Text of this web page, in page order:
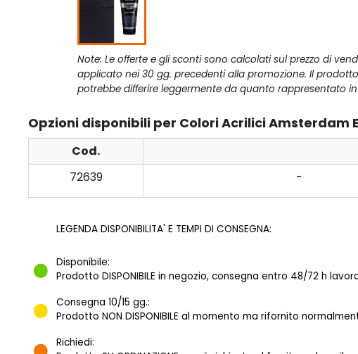
Note: Le offerte e gli sconti sono calcolati sul prezzo di
applicato nei 30 gg. precedenti alla promozione. Il prodotto
potrebbe differire leggermente da quanto rappresentato
Opzioni disponibili per Colori Acrilici Amsterdam
Cod.
72639
-
LEGENDA DISPONIBILITA' E TEMPI DI CONSEGNA:
Disponibile:
Prodotto DISPONIBILE in negozio, consegna entro 48/72 h
Consegna 10/15 gg.:
Prodotto NON DISPONIBILE al momento ma rifornito
Richiedi: